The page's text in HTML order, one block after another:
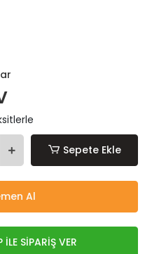
Sepete Ekle
Al
SİPARİŞ VER